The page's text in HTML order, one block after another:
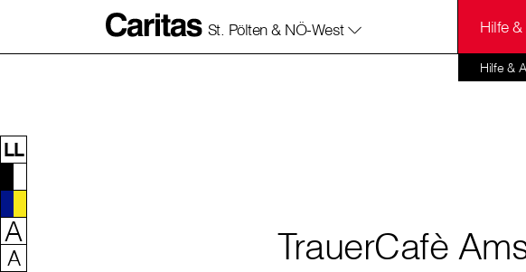
Zum Inhalt dieser Seite
Zur Navigation
Zum Footer dieser Seite
St. Pölten & NÖ-West Hilfe
Hilfe &
LL
A
A TrauerCafè